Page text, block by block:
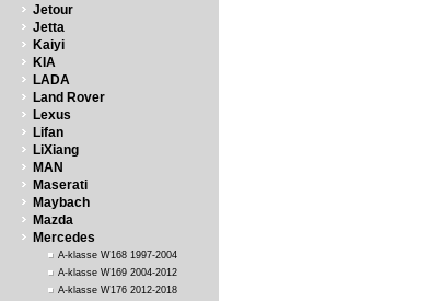
Jetour
Jetta
Kaiyi
KIA
LADA
Land Rover
Lexus
Lifan
LiXiang
MAN
Maserati
Maybach
Mazda
Mercedes
A-klasse W168 1997-2004
A-klasse W169 2004-2012
A-klasse W176 2012-2018